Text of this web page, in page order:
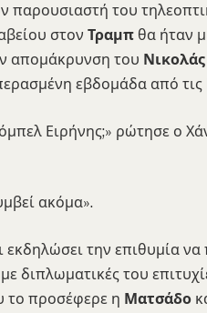
παρουσιαστή του
στον Τραμπ θα ήταν
απομάκρυνση του
εβδομάδα από τις
Ειρήνης;» ρώτησε ο
ακόμα».
εκδηλώσει την επιθυμία να
διπλωματικές του
το προσέφερε η Ματσάδο